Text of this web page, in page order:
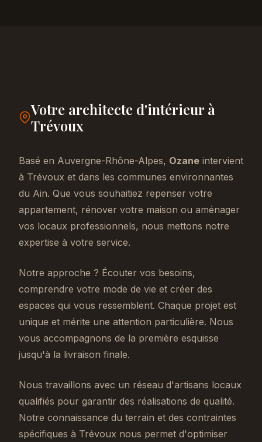
Votre architecte d'intérieur à
Trévoux
Basé en Auvergne-Rhône-Alpes, Ozane intervient
à Trévoux et dans les communes environnantes
du Ain. Que vous souhaitiez repenser votre
appartement, rénover votre maison ou aménager
vos locaux professionnels, nous mettons notre
expertise à votre service.
Notre approche ? Écouter vos besoins,
comprendre votre mode de vie et créer des
espaces qui vous ressemblent. Chaque projet est
unique et mérite une attention particulière. Nous
vous accompagnons de la première esquisse
jusqu'à la livraison finale.
Nous travaillons avec un réseau d'artisans locaux
qualifiés pour garantir des réalisations de qualité.
Notre connaissance du terrain et des contraintes
spécifiques à Trévoux nous permet d'optimiser